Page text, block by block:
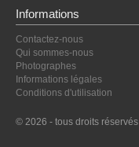
Informations
Contactez-nous
Qui sommes-nous
Photographes
Informations légales
Conditions d'utilisation
© 2026 - tous droits réservés